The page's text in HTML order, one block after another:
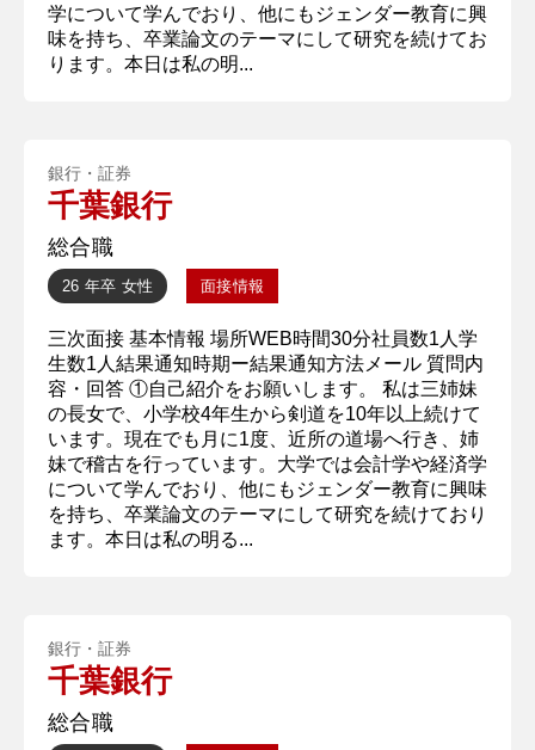
学について学んでおり、他にもジェンダー教育に興
味を持ち、卒業論文のテーマにして研究を続けてお
ります。本日は私の明...
銀行・証券
千葉銀行
総合職
26 年卒 女性 面接情報
三次面接 基本情報 場所WEB時間30分社員数1人学
生数1人結果通知時期ー結果通知方法メール 質問内
容・回答 ①自己紹介をお願いします。 私は三姉妹
の長女で、小学校4年生から剣道を10年以上続けて
います。現在でも月に1度、近所の道場へ行き、姉
妹で稽古を行っています。大学では会計学や経済学
について学んでおり、他にもジェンダー教育に興味
を持ち、卒業論文のテーマにして研究を続けており
ます。本日は私の明る...
銀行・証券
千葉銀行
総合職